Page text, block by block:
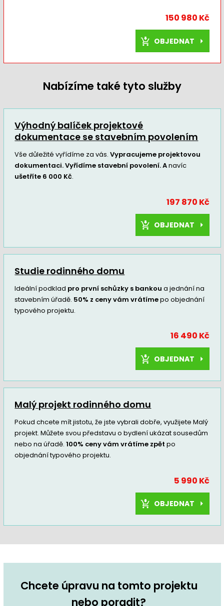
150 980 Kč
OBJEDNAT
Nabízíme také tyto služby
Výhodný balíček projektové
dokumentace se stavebním povolením
Vše důležité vyřídíme za vás.Vypracujeme projektovou
dokumentaci. Vyřídíme stavební povolení. Anavíc
ušetříte 6 000 Kč.
197 870 Kč
OBJEDNAT
Studie rodinného domu
Ideální podklad pro první schůzky s bankou a jednání na
stavebním úřadě. 50% z ceny vám vrátímepo objednání
typového projektu.
16 490 Kč
OBJEDNAT
Malý projekt rodinného domu
Pokud chcete mít jistotu, že jste vybrali dobře, využijete Malý
projekt. Můžete svou představu o bydlení ukázat sousedům
nebo na úřadě.100% ceny vám vrátíme zpět po
objednání typového projektu.
5 990 Kč
OBJEDNAT
Chcete úpravu na tomto projektu
nebo poradit?